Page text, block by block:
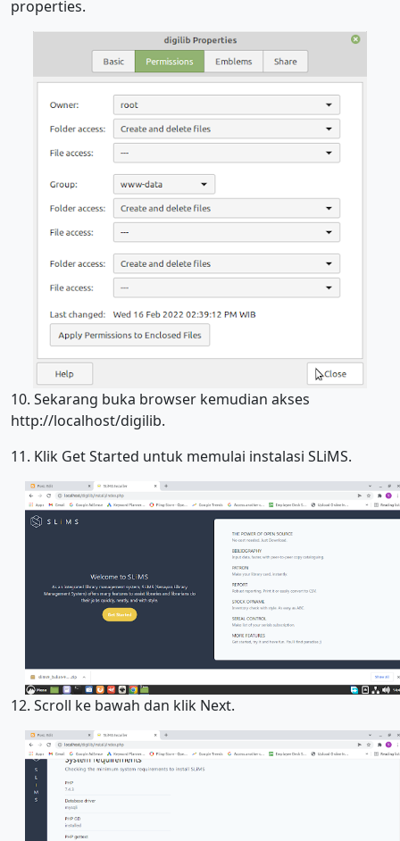
properties.
10. Sekarang buka browser kemudian akses
http://localhost/digilib.
11. Klik Get Started untuk memulai instalasi SLiMS.
12. Scroll ke bawah dan klik Next.